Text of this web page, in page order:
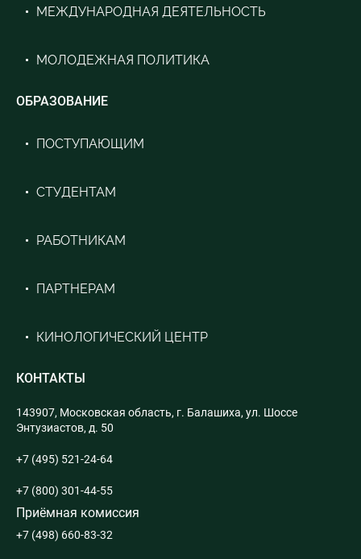
МЕЖДУНАРОДНАЯ ДЕЯТЕЛЬНОСТЬ
МОЛОДЕЖНАЯ ПОЛИТИКА
ОБРАЗОВАНИЕ
ПОСТУПАЮЩИМ
СТУДЕНТАМ
РАБОТНИКАМ
ПАРТНЕРАМ
КИНОЛОГИЧЕСКИЙ ЦЕНТР
КОНТАКТЫ
143907, Московская область, г. Балашиха, ул. Шоссе
Энтузиастов, д. 50
+7 (495) 521-24-64
+7 (800) 301-44-55
Приёмная комиссия
+7 (498) 660-83-32